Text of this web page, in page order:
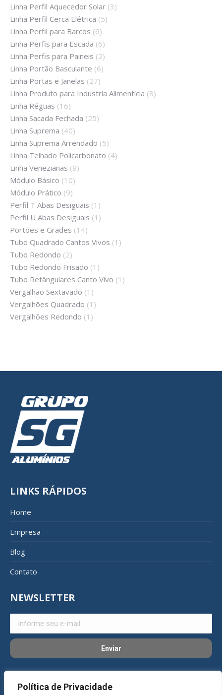
Política de Privacidade
Linha Perfil Aquecedor Solar (3)
Linha Perfil Cerca Elétrica (5)
Linha Perfil para Barcos (6)
Linha Perfis para Escada (6)
Linha Perfis para Paineis (2)
Linha Portão Basculante (6)
Linha Portas e Janelas (27)
Linha Produto para Industria Alimentícia (8)
Linha Réguas (16)
Linha Sacada Fechada (25)
Linha Suprema (40)
Linha Suprema Arrendado (5)
Linha Telhado Policarbonato (4)
Linha Venezianas (9)
Módulo Básico (10)
Módulo Prático (9)
Perfil T Abas Desiguais (1)
Perfil U Abas Desiguais (1)
Portões e Grades (14)
Tubo Quadrado Cantos Vivos (1)
Tubo Redondo (2)
Tubo Redondo Frisado (1)
Tubo Retângulares Canto Vivo (1)
Vergalhão Sextavado (1)
Vergalhões Quadrado (1)
Vergalhões Redondo (1)
LINKS RÁPIDOS
Home
Empresa
Blog
Contato
NEWSLETTER
REDES SOCIAIS